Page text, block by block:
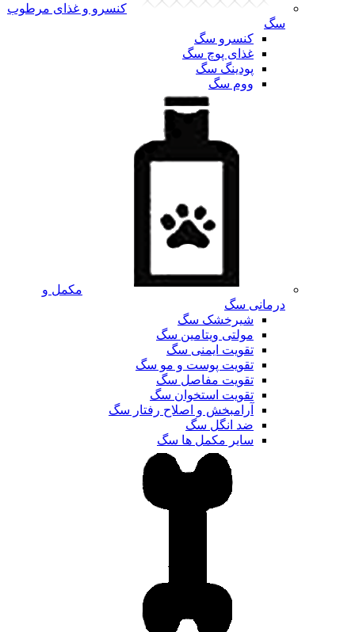
کنسرو و غذای مرطوب
سگ
کنسرو سگ
غذای پوچ سگ
پودینگ سگ
ووم سگ
مکمل و
درمانی سگ
شیرخشک سگ
مولتی ویتامین سگ
تقویت ایمنی سگ
تقویت پوست و مو سگ
تقویت مفاصل سگ
تقویت استخوان سگ
آرامبخش و اصلاح رفتار سگ
ضد انگل سگ
سایر مکمل ها سگ